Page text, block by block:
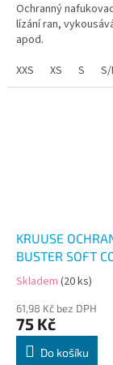
Ochranný
lízání ran,
apod.
XXS
XS S S/
KRUUSE
BUSTER SOFT
14CM
Průměrné
produktu
je
5,0
Skladem (20 ks)
61,98 Kč bez DPH
75 Kč
Do košíku